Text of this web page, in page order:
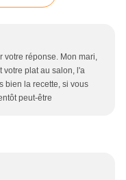
votre réponse. Mon mari,
votre plat au salon, l'a
bien la recette, si vous
peut-être